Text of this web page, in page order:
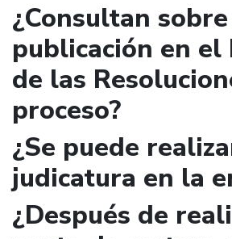
¿Consultan
publicación en
de las
proceso?
¿Se puede
judicatura en la
¿Después de